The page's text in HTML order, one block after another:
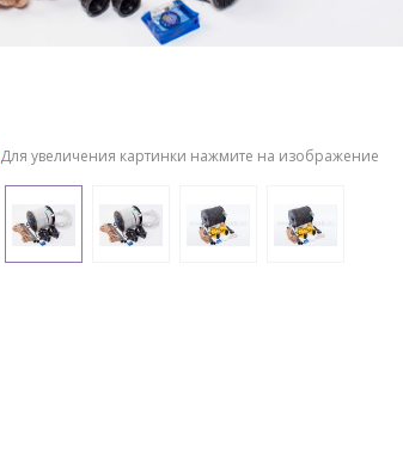
Для увеличения картинки нажмите на изображение